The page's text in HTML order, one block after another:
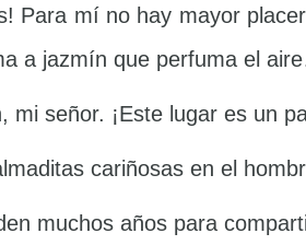
Para mí no hay mayor
a jazmín que perfuma el
señor. ¡Este lugar es un
cariñosas en el
muchos años para